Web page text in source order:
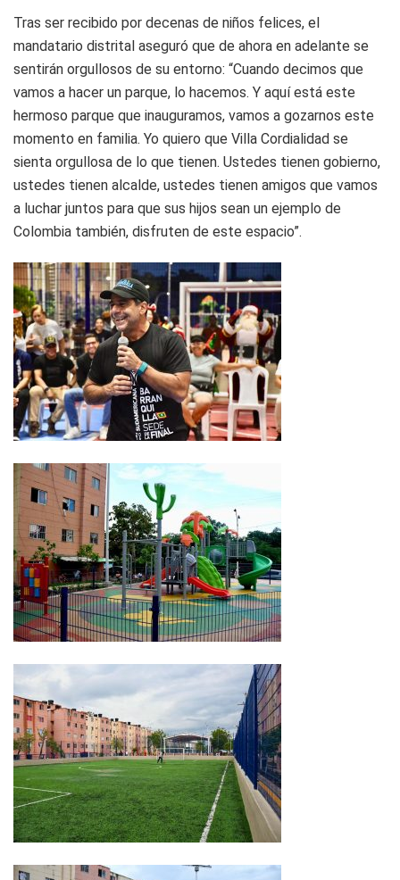
Tras ser recibido por decenas de niños felices, el
mandatario distrital aseguró que de ahora en adelante se
sentirán orgullosos de su entorno: “Cuando decimos que
vamos a hacer un parque, lo hacemos. Y aquí está este
hermoso parque que inauguramos, vamos a gozarnos este
momento en familia. Yo quiero que Villa Cordialidad se
sienta orgullosa de lo que tienen. Ustedes tienen gobierno,
ustedes tienen alcalde, ustedes tienen amigos que vamos
a luchar juntos para que sus hijos sean un ejemplo de
Colombia también, disfruten de este espacio”.